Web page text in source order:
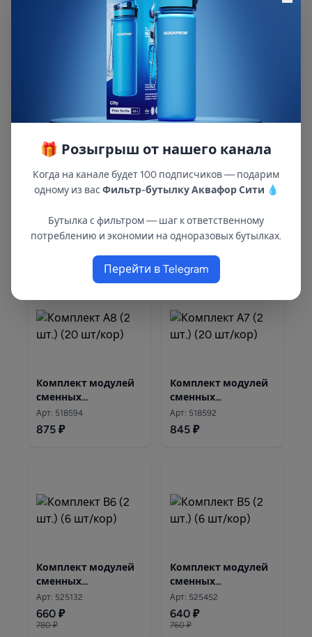
Комплект модулей
фильтрующих
Аквафор А5 ( 2 шт)
Комплект модулей
сменных
фильтрующих
Арт: 518589
Комплект модулей
фильтрующих
Аквафор А5 (4 шт.)
Арт: 518586
1 390 ₽
Комплект модулей
фильтрующих
Аквафор А6 (4 шт.)
Арт: 518590
1 440 ₽
Комплект модулей
сменных
фильтрующих
Аквафор А8 (2 шт.)
Арт: 518594
875 ₽
Комплект модулей
сменных
фильтрующих
Аквафор А7 (2 шт.)
Арт: 518592
845 ₽
Комплект модулей
сменных
фильтрующих
Аквафор В6 ( 2шт)
Арт: 525132
660 ₽
780 ₽
Комплект модулей
сменных
фильтрующих
Аквафор В5 (2 шт.)
Арт: 525452
640 ₽
760 ₽
🎁 Розыгрыш от нашего канала
Когда на канале будет 100 подписчиков — подарим
одному из вас Фильтр-бутылку Аквафор Сити 💧
Бутылка с фильтром — шаг к ответственному
потреблению и экономии на одноразовых бутылках.
Перейти в Telegram